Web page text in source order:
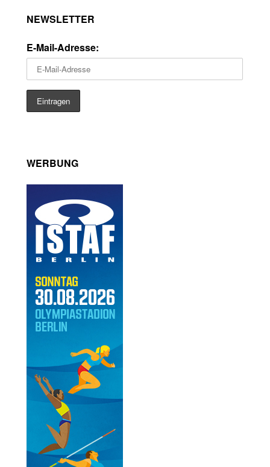
NEWSLETTER
E-Mail-Adresse:
WERBUNG